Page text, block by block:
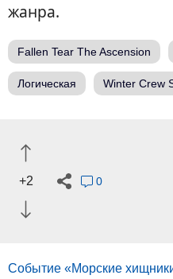
жанра.
Fallen Tear The Ascension
Логическая Winter Crew
+2 0
Событие «Морские